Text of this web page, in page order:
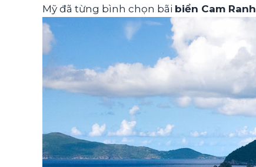
Mỹ đã từng bình chọn bãi biển Cam Ranh